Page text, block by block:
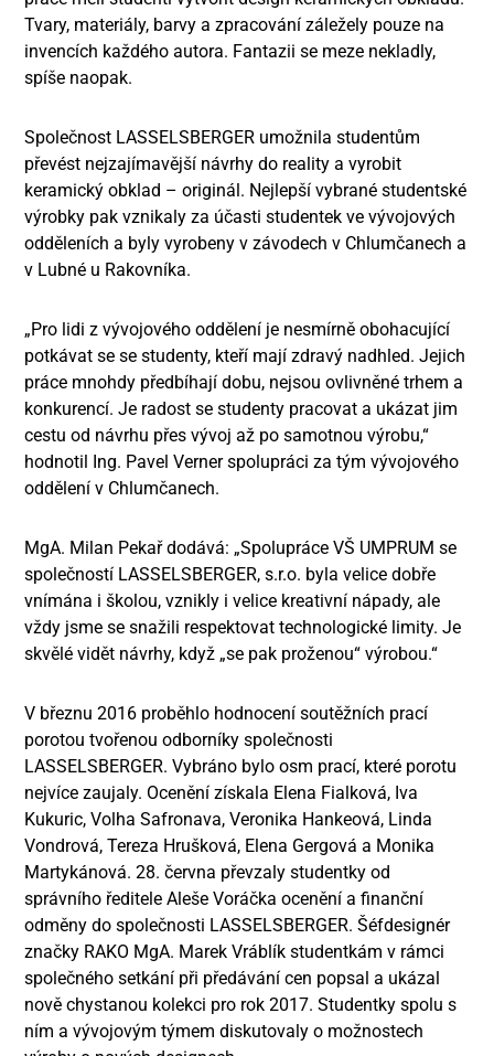
Tvary, materiály, barvy a zpracování záležely pouze na
invencích každého autora. Fantazii se meze nekladly,
spíše naopak.
Společnost LASSELSBERGER umožnila studentům
převést nejzajímavější návrhy do reality a vyrobit
keramický obklad – originál. Nejlepší vybrané studentské
výrobky pak vznikaly za účasti studentek ve vývojových
odděleních a byly vyrobeny v závodech v Chlumčanech a
v Lubné u Rakovníka.
„Pro lidi z vývojového oddělení je nesmírně obohacující
potkávat se se studenty, kteří mají zdravý nadhled. Jejich
práce mnohdy předbíhají dobu, nejsou ovlivněné trhem a
konkurencí. Je radost se studenty pracovat a ukázat jim
cestu od návrhu přes vývoj až po samotnou výrobu,“
hodnotil Ing. Pavel Verner spolupráci za tým vývojového
oddělení v Chlumčanech.
MgA. Milan Pekař dodává: „Spolupráce VŠ UMPRUM se
společností LASSELSBERGER, s.r.o. byla velice dobře
vnímána i školou, vznikly i velice kreativní nápady, ale
vždy jsme se snažili respektovat technologické limity. Je
skvělé vidět návrhy, když „se pak proženou“ výrobou.“
V březnu 2016 proběhlo hodnocení soutěžních prací
porotou tvořenou odborníky společnosti
LASSELSBERGER. Vybráno bylo osm prací, které porotu
nejvíce zaujaly. Ocenění získala Elena Fialková, Iva
Kukuric, Volha Safronava, Veronika Hankeová, Linda
Vondrová, Tereza Hrušková, Elena Gergová a Monika
Martykánová. 28. června převzaly studentky od
správního ředitele Aleše Voráčka ocenění a finanční
odměny do společnosti LASSELSBERGER. Šéfdesignér
značky RAKO MgA. Marek Vráblík studentkám v rámci
společného setkání při předávání cen popsal a ukázal
nově chystanou kolekci pro rok 2017. Studentky spolu s
ním a vývojovým týmem diskutovaly o možnostech